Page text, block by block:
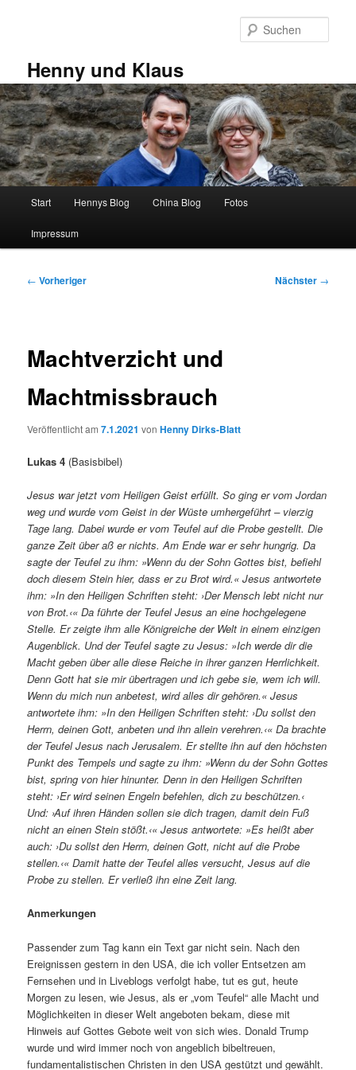
Henny und Klaus
Start Hennys Blog China Blog Fotos
Impressum
Beitragsnavigation
← Vorheriger Nächster →
Machtverzicht und
Machtmissbrauch
Veröffentlicht am7.1.2021 vonHenny Dirks-Blatt
Lukas 4 (Basisbibel)
Jesus war jetzt vom Heiligen Geist erfüllt. So ging er vom Jordan
weg und wurde vom Geist in der Wüste umhergeführt – vierzig
Tage lang. Dabei wurde er vom Teufel auf die Probe gestellt. Die
ganze Zeit über aß er nichts. Am Ende war er sehr hungrig. Da
sagte der Teufel zu ihm: »Wenn du der Sohn Gottes bist, befiehl
doch diesem Stein hier, dass er zu Brot wird.« Jesus antwortete
ihm: »In den Heiligen Schriften steht: ›Der Mensch lebt nicht nur
von Brot.‹« Da führte der Teufel Jesus an eine hochgelegene
Stelle. Er zeigte ihm alle Königreiche der Welt in einem einzigen
Augenblick. Und der Teufel sagte zu Jesus: »Ich werde dir die
Macht geben über alle diese Reiche in ihrer ganzen Herrlichkeit.
Denn Gott hat sie mir übertragen und ich gebe sie, wem ich will.
Wenn du mich nun anbetest, wird alles dir gehören.« Jesus
antwortete ihm: »In den Heiligen Schriften steht: ›Du sollst den
Herrn, deinen Gott, anbeten und ihn allein verehren.‹« Da brachte
der Teufel Jesus nach Jerusalem. Er stellte ihn auf den höchsten
Punkt des Tempels und sagte zu ihm: »Wenn du der Sohn Gottes
bist, spring von hier hinunter. Denn in den Heiligen Schriften
steht: ›Er wird seinen Engeln befehlen, dich zu beschützen.‹
Und: ›Auf ihren Händen sollen sie dich tragen, damit dein Fuß
nicht an einen Stein stößt.‹« Jesus antwortete: »Es heißt aber
auch: ›Du sollst den Herrn, deinen Gott, nicht auf die Probe
stellen.‹« Damit hatte der Teufel alles versucht, Jesus auf die
Probe zu stellen. Er verließ ihn eine Zeit lang.
Anmerkungen
Passender zum Tag kann ein Text gar nicht sein. Nach den
Ereignissen gestern in den USA, die ich voller Entsetzen am
Fernsehen und in Liveblogs verfolgt habe, tut es gut, heute
Morgen zu lesen, wie Jesus, als er „vom Teufel“ alle Macht und
Möglichkeiten in dieser Welt angeboten bekam, diese mit
Hinweis auf Gottes Gebote weit von sich wies. Donald Trump
wurde und wird immer noch von angeblich bibeltreuen,
fundamentalistischen Christen in den USA gestützt und gewählt.